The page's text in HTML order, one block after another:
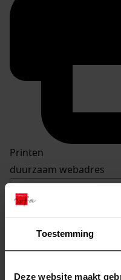
Toestemming
Deze website maakt
Printen
duurzaam webadres
Inventaris